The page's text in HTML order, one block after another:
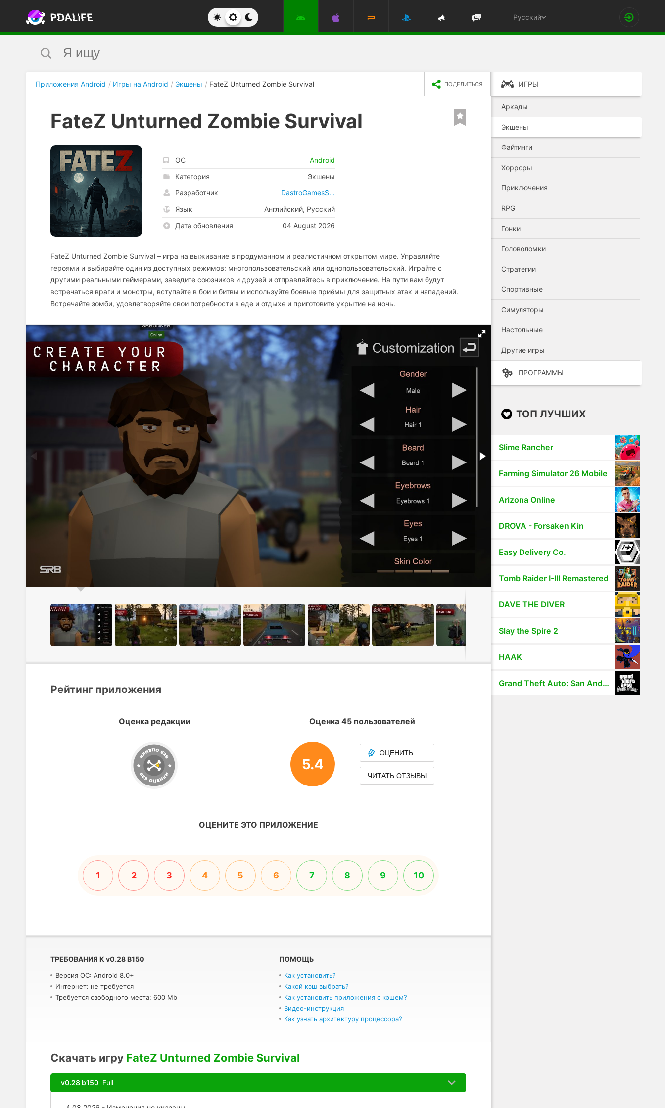
Русский
Приложения Android Игры на Android Экшены FateZ Unturned Zombie Survival ПОДЕЛИТЬСЯ
FateZ Unturned Zombie Survival
ОС
Android
Категория
Экшены
Разработчик
DastroGamesS...
Язык
Английский, Русский
Дата обновления
04 August 2026
FateZ Unturned Zombie Survival – игра на выживание в продуманном и реалистичном открытом мире. Управляйте
героями и выбирайте один из доступных режимов: многопользовательский или однопользовательский. Играйте с
другими реальными геймерами, заведите союзников и друзей и отправляйтесь в приключение. На пути вам будут
встречаться враги и монстры, вступайте в бои и битвы и используйте боевые приёмы для защитных атак и нападений.
Встречайте зомби, удовлетворяйте свои потребности в еде и отдыхе и приготовите укрытие на ночь.
Рейтинг приложения
Оценка редакции Оценка 45 пользователей
5.4
ОЦЕНИТЬ
ЧИТАТЬ ОТЗЫВЫ
ОЦЕНИТЕ ЭТО ПРИЛОЖЕНИЕ
1 2 3 4 5 6 7 8 9 10
ТРЕБОВАНИЯ К v0.28 B150
Версия ОС: Android 8.0+
Интернет: не требуется
Требуется свободного места: 600 Mb
ПОМОЩЬ
Как установить?
Какой кэш выбрать?
Как установить приложения с кэшем?
Видео-инструкция
Как узнать архитектуру процессора?
Скачать игру FateZ Unturned Zombie Survival
v0.28 b150 Full
ИГРЫ
Аркады
Экшены
Файтинги
Хорроры
Приключения
RPG
Гонки
Головоломки
Стратегии
Спортивные
Симуляторы
Настольные
Другие игры
ПРОГРАММЫ
ТОП ЛУЧШИХ
Slime Rancher
Farming Simulator 26 Mobile
Arizona Online
DROVA - Forsaken Kin
Easy Delivery Co.
Tomb Raider I-III Remastered
DAVE THE DIVER
Slay the Spire 2
HAAK
Grand Theft Auto: San Andreas